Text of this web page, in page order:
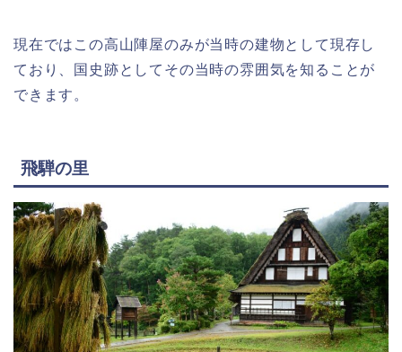
現在ではこの高山陣屋のみが当時の建物として現存し
ており、国史跡としてその当時の雰囲気を知ることが
できます。
飛騨の里